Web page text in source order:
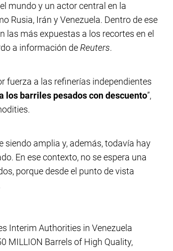
mundo y un actor central en la
Rusia, Irán y Venezuela. Dentro de ese
las más expuestas a los recortes en el
a información deReuters.
fuerza a las refinerías independientes
los barriles pesados con descuento”,
siendo amplia y, además, todavía hay
En ese contexto, no se espera una
porque desde el punto de vista
Interim Authorities in Venezuela
MILLION Barrels of High Quality,